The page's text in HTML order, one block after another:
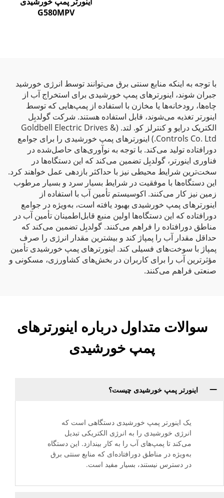
G580MPV
با توجه به اینکه منابع سنتی برق می‌توانند توسط انرژی خورشید
جبران شوند، اینورترهای پمپ خورشیدی برای استخراج آب از
چاه‌ها، رودخانه‌ها یا مخازن با استفاده از پمپ‌هایی که توسط
اینورتر تغذیه می‌شوند، قابل استفاده هستند. شرکت گولدبِل
الکتریک درایو و کنترلز کو. لتد. (Goldbell Electric Drives &
Controls Co. Ltd.) اینورترهای پمپ خورشیدی را برای جوامع
دورافتاده تولید می‌کند. با توجه به نوآوری‌های حاصل‌شده در
فناوری اینورتر، گولدبِل تضمین می‌کند که این دستگاه‌ها در
سخت‌ترین شرایط محیطی نیز با حداکثر بازدهی عمل خواهند کرد.
این دستگاه‌ها با موفقیت در شرایط بسیار سرد و بسیار مرطوب
زمین نیز کار می‌کنند. اکوسیستم تأمین آب با استفاده از
اینورترهای پمپ خورشیدی بهبود یافته است، به‌ویژه در جوامع
دورافتاده که این دستگاه‌ها اولین منبع قابل‌اطمینان تأمین آب در
مناطق دورافتاده را فراهم می‌کنند. گولدبِل تضمین می‌کند که
حداقل مقدار آب را پمپاژ کند و بیشترین مقدار انرژی را صرف
پمپاژ با سوخت‌های فسیلی کند. اینورترهای پمپ خورشیدی تأمین
مؤثرترین آب را برای کاربران در بخش‌های کشاورزی، مسکونی و
صنعتی فراهم می‌کنند.
سوالات متداول درباره اینورترهای
پمپ خورشیدی
اینورتر پمپ خورشیدی چیست؟
یک اینورتر پمپ خورشیدی دستگاهی است که
انرژی خورشیدی را به انرژی الکتریکی تبدیل
می‌کند تا پمپ‌های آب را به کار بیندازد. این دستگاه
به‌ویژه در مناطق دورافتاده‌ای که منابع سنتی برق
در دسترس نیستند، بسیار مفید است.